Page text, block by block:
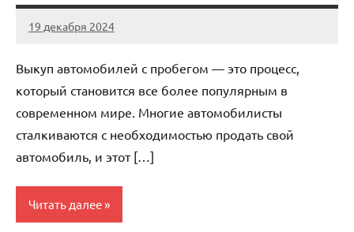
19 декабря 2024
Avtor
Нет
Выкуп автомобилей с пробегом — это процесс,
который становится все более популярным в
современном мире. Многие автомобилисты
сталкиваются с необходимостью продать свой
автомобиль, и этот […]
Читать далее